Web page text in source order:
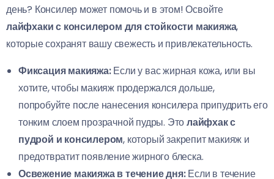
день? Консилер может помочь и в этом! Освойте
лайфхаки с консилером для стойкости макияжа,
которые сохранят вашу свежесть и привлекательность.
Фиксация макияжа:Если у вас жирная кожа, или вы
хотите, чтобы макияж продержался дольше,
попробуйте после нанесения консилера припудрить его
тонким слоем прозрачной пудры. Этолайфхак с
пудрой и консилером, который закрепит макияж и
предотвратит появление жирного блеска.
Освежение макияжа в течение дня:Если в течение